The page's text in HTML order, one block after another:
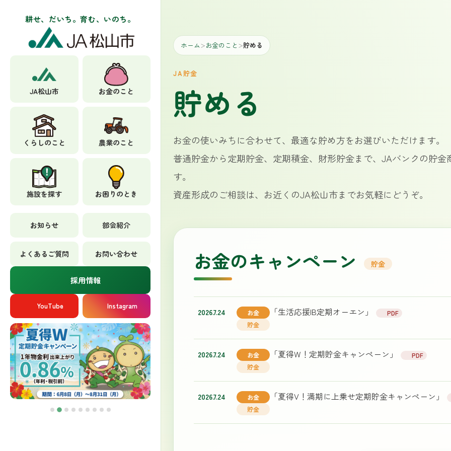
耕せ、だいち。育む、いのち。
JA松山市 お金のこと
くらしのこと 農業のこと
施設を探す お困りのとき
お知らせ 部会紹介
よくあるご質問 お問い合わせ
採用情報
YouTube Instagram
ホーム ＞ お金のこと ＞貯める
JA貯金
貯める
お金の使いみちに合わせて、最適な貯め方をお選びいただけます。
普通貯金から定期貯金、定期積金、財形貯金まで、JAバンクの貯金
す。
資産形成のご相談は、お近くのJA松山市までお気軽にどうぞ。
お金のキャンペーン 貯金
2026.7.24
お金
貯金
「生活応援IB定期オーエン」 PDF
2026.7.24
お金
貯金
「夏得W！定期貯金キャンペーン」 PDF
2026.7.24
お金
貯金
「夏得V！満期に上乗せ定期貯金キャンペーン」